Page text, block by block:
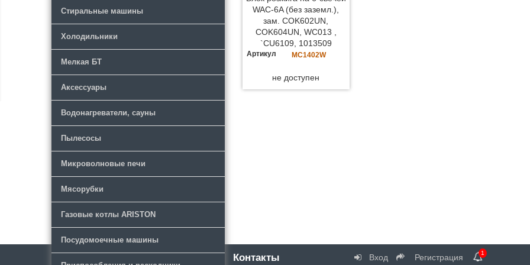
Стиральные машины
Холодильники
Мелкая БТ
Аксессуары
Водонагреватели, сауны
Пылесосы
Микроволновые печи
Мясорубки
Газовые котлы ARISTON
Посудомоечные машины
WAC-6A (без заземл.),
зам. COK602UN,
COK604UN, WC013 ,
`CU6109, 1013509
Артикул MC1402W
не доступен
Контакты Вход Регистрация 1